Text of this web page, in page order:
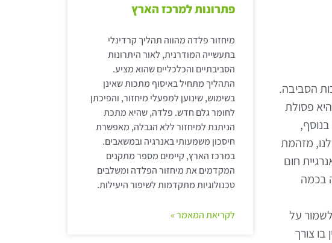
הסביבה.
פסולת
מזהמת
חום
בכמה
על
צורך
פתרונות למרכז הארץ
מיחזור פלדה מהווה תהליך קרדינלי
בתעשייה המודרנית, לאור היתרונות
הסביבתיים והכלכליים שהוא מציע.
התהליך מתחיל באיסוף מתכות שאינן
בשימוש, שינוען למפעלי מיחזור, והפיכתן
לחומר גלם חדש. פלדה, שהיא מתכת
הניתנת למיחזור ללא הגבלה, מאפשרת
חיסכון משמעותי באנרגיה ובמשאבים.
במרכז הארץ, קיימים מספר מתקנים
המקדמים את מיחזור הפלדה ומשלבים
טכנולוגיות מתקדמות לשיפור היעילות.
לקריאת המאמר »